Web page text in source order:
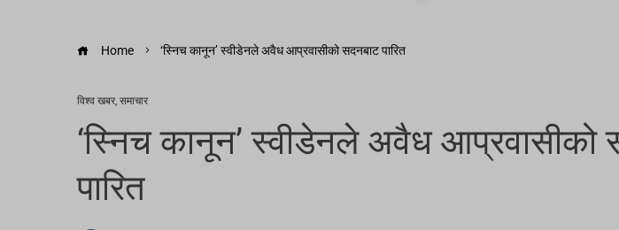
Home ‘स्निच कानून’ स्वीडेनले अवैध आप्रवासीको सदनबाट पारित
विश्व खबर, समाचार
‘स्निच कानून’ स्वीडेनले अवैध आप्रवासीको
पारित